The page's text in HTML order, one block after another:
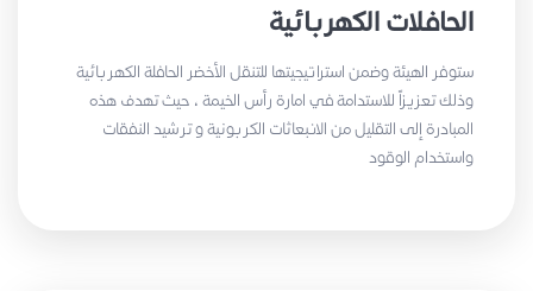
الحافلات الكهربائية
ستوفر الهيئة وضمن استراتيجيتها للتنقل الأخضر الحافلة الكهربائية
وذلك تعزيزاً للاستدامة في امارة رأس الخيمة ، حيث تهدف هذه
المبادرة إلى التقليل من الانبعاثات الكربونية و ترشيد النفقات
واستخدام الوقود